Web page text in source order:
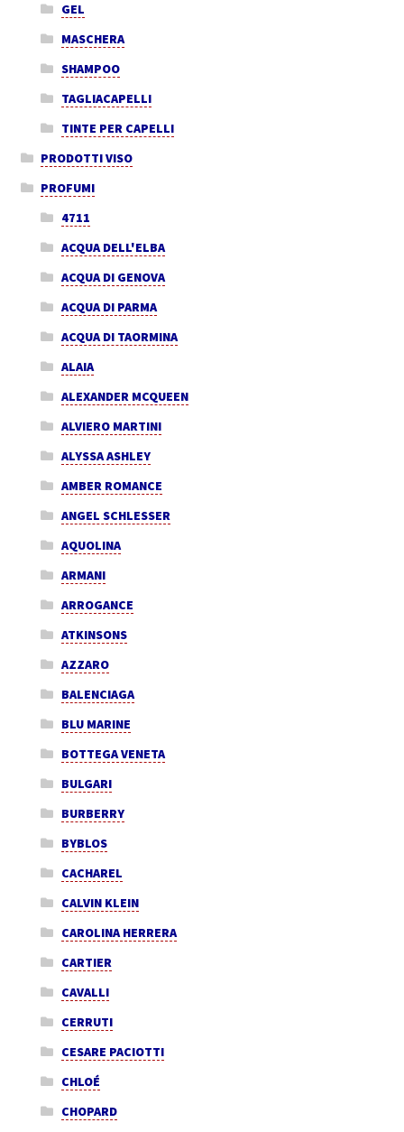
GEL
MASCHERA
SHAMPOO
TAGLIACAPELLI
TINTE PER CAPELLI
PRODOTTI VISO
PROFUMI
4711
ACQUA DELL'ELBA
ACQUA DI GENOVA
ACQUA DI PARMA
ACQUA DI TAORMINA
ALAIA
ALEXANDER MCQUEEN
ALVIERO MARTINI
ALYSSA ASHLEY
AMBER ROMANCE
ANGEL SCHLESSER
AQUOLINA
ARMANI
ARROGANCE
ATKINSONS
AZZARO
BALENCIAGA
BLU MARINE
BOTTEGA VENETA
BULGARI
BURBERRY
BYBLOS
CACHAREL
CALVIN KLEIN
CAROLINA HERRERA
CARTIER
CAVALLI
CERRUTI
CESARE PACIOTTI
CHLOÉ
CHOPARD